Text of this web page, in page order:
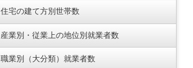
住宅の建て方別世帯数
産業別・従業上の地位別就業者数
職業別（大分類）就業者数